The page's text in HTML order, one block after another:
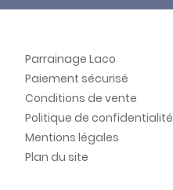
Parrainage Laco
Paiement sécurisé
Conditions de vente
Politique de confidentialité
Mentions légales
Plan du site